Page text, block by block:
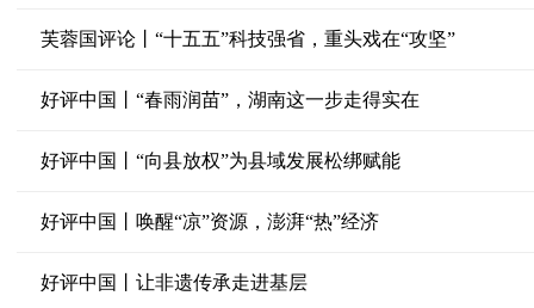
芙蓉国评论丨“十五五”科技强省，重头戏在“攻坚”
好评中国丨“春雨润苗”，湖南这一步走得实在
好评中国丨“向县放权”为县域发展松绑赋能
好评中国丨唤醒“凉”资源，澎湃“热”经济
好评中国丨让非遗传承走进基层